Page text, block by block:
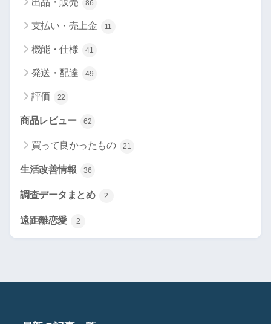
出品・販売 86
支払い・売上金 11
機能・仕様 41
発送・配達 49
評価 22
商品レビュー 62
買って良かったもの 21
生活改善情報 36
調査データまとめ 2
遠距離恋愛 2